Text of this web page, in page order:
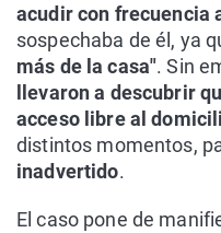
acudir con frecuencia
sospechaba de él, ya
más de la casa". Sin
llevaron a descubrir
acceso libre al
distintos momentos,
inadvertido.
El caso pone de